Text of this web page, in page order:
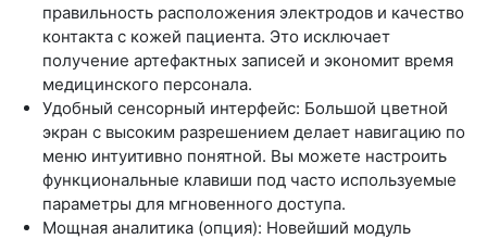
правильность расположения электродов и качество
контакта с кожей пациента. Это исключает
получение артефактных записей и экономит время
медицинского персонала.
Удобный сенсорный интерфейс: Большой цветной
экран с высоким разрешением делает навигацию по
меню интуитивно понятной. Вы можете настроить
функциональные клавиши под часто используемые
параметры для мгновенного доступа.
Мощная аналитика (опция): Новейший модуль